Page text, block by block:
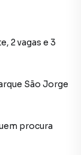
2 vagas e 3
São Jorge
procura